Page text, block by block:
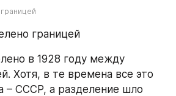
границей
в 1928 году между
Хотя, в те времена все это
– СССР, а разделение шло